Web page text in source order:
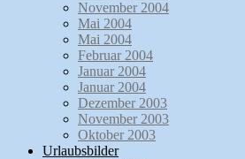
November 2004
Mai 2004
Mai 2004
Februar 2004
Januar 2004
Januar 2004
Dezember 2003
November 2003
Oktober 2003
Urlaubsbilder